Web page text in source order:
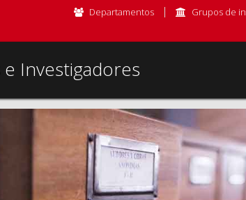
Departamentos Grupos de
Investigadores